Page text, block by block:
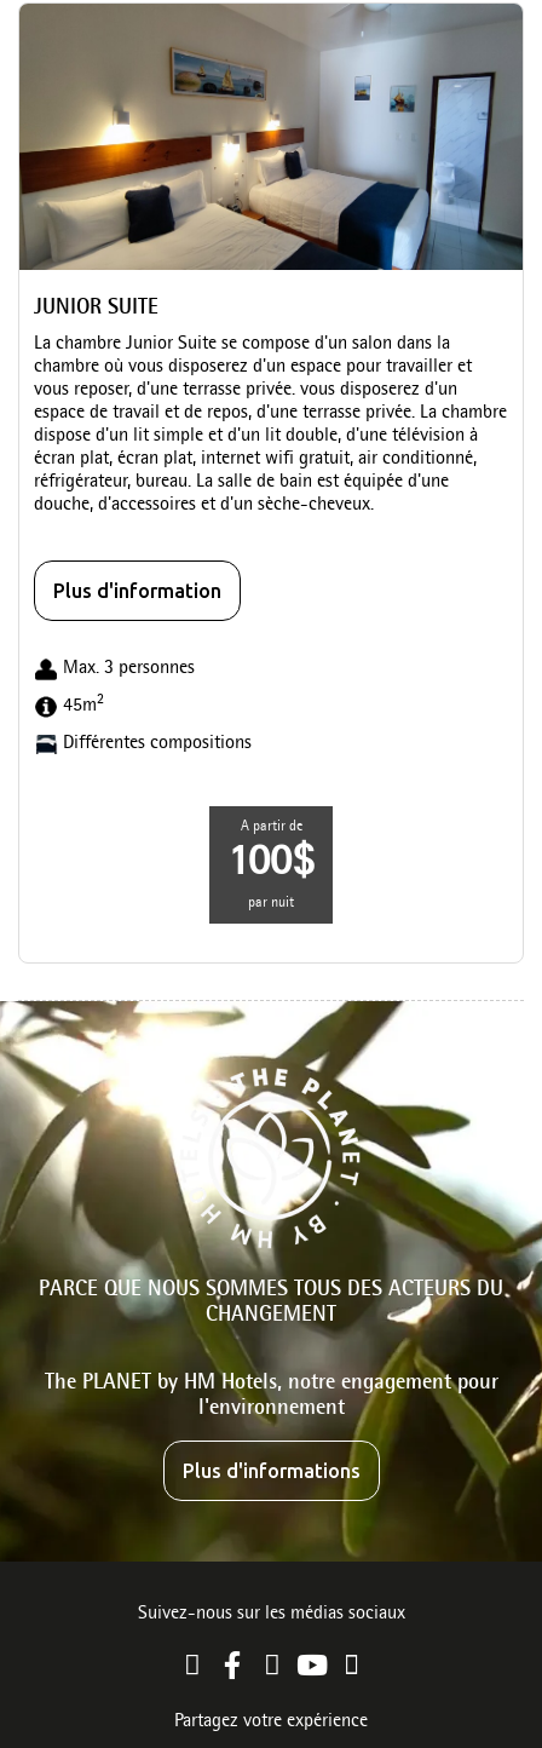
JUNIOR SUITE
La chambre Junior Suite se compose d'un salon dans la
chambre où vous disposerez d'un espace pour travailler et
vous reposer, d'une terrasse privée. vous disposerez d'un
espace de travail et de repos, d'une terrasse privée. La chambre
dispose d'un lit simple et d'un lit double, d'une télévision à
écran plat, écran plat, internet wifi gratuit, air conditionné,
réfrigérateur, bureau. La salle de bain est équipée d'une
douche, d'accessoires et d'un sèche-cheveux.
Plus d'information
Max. 3 personnes
45m2
Différentes compositions
A partir de
100$
par nuit
PARCE QUE NOUS SOMMES TOUS DES ACTEURS DU
CHANGEMENT
The PLANET by HM Hotels, notre engagement pour
l'environnement
Plus d'informations
Suivez-nous sur les médias sociaux
Partagez votre expérience